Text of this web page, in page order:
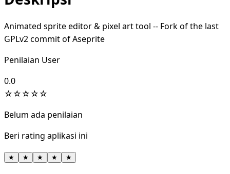
Animated sprite editor & pixel art tool -- Fork of the last
GPLv2 commit of Aseprite
Penilaian User
0.0
☆☆☆☆☆
Belum ada penilaian
Beri rating aplikasi ini
★ ★ ★ ★ ★